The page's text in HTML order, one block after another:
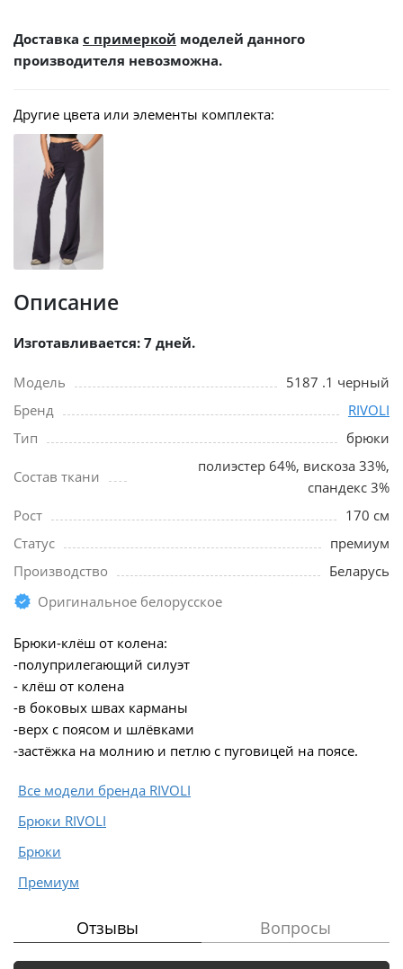
Доставка с примеркой моделей данного
производителя невозможна.
Другие цвета или элементы комплекта:
Описание
Изготавливается: 7 дней.
Модель
5187 .1 черный
Бренд
RIVOLI
Тип
брюки
Состав ткани
полиэстер 64%, вискоза 33%,
спандекс 3%
Рост
170 см
Статус
премиум
Производство
Беларусь
Оригинальное белорусское
Брюки-клёш от колена:
-полуприлегающий силуэт
- клёш от колена
-в боковых швах карманы
-верх с поясом и шлёвками
-застёжка на молнию и петлю с пуговицей на поясе.
Все модели бренда RIVOLI
Брюки RIVOLI
Брюки
Премиум
Отзывы Вопросы